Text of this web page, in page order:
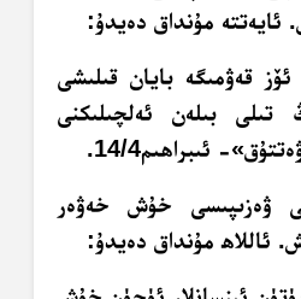
ئايەتتە مۇنداق دەيدۇ:
قەۋمىگە بايان قىلىشى
تىلى بىلەن ئەلچىلىكنى
ئىبراھىم14/4.
ۋەزىپىسى خۇش خەۋەر
ئاللاھ مۇنداق دەيدۇ: